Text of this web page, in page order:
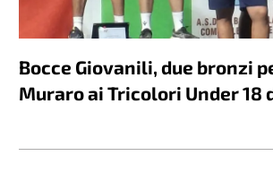
Bocce Giovanili, due bronzi
Muraro ai Tricolori Under 18